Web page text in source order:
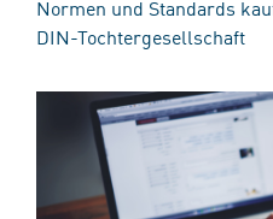
Normen und Standards
DIN-Tochtergesellschaft